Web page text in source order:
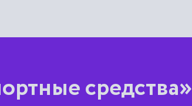
средства»